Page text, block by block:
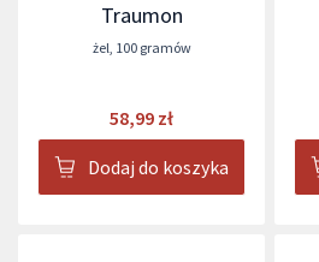
Traumon
żel, 100 gramów
58,99 zł
Dodaj do koszyka